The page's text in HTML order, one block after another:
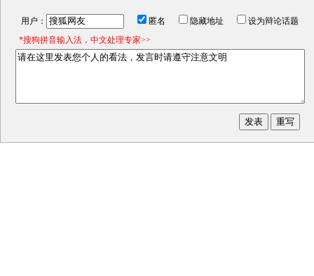
用户： 匿名 隐藏地址
设为辩论话题
*搜狗拼音输入法，中文处理专家>>